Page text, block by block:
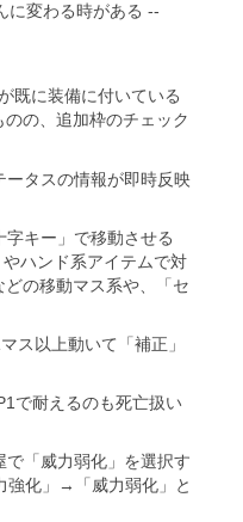
に変わる時がある --
既に装備に付いている
の、追加枠のチェック
ータスの情報が即時反映
キー」で移動させる
ハンド系アイテムで対
の移動マス系や、「セ
ス以上動いて「補正」
で耐えるのも死亡扱い
「威力弱化」を選択す
強化」→「威力弱化」と